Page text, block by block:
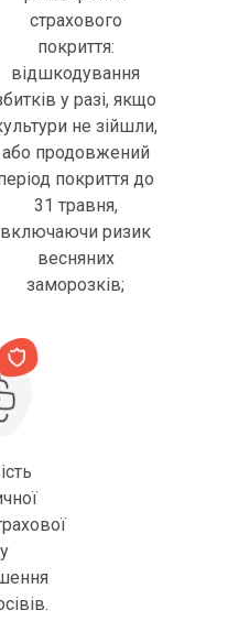
страхового
покриття:
відшкодування
у разі, якщо
не зійшли,
або продовжений
покриття до
31 травня,
включаючи ризик
весняних
заморозків;